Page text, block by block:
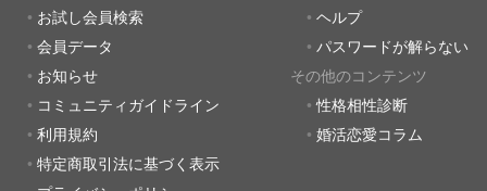
お試し会員検索
会員データ
お知らせ
コミュニティガイドライン
利用規約
特定商取引法に基づく表示
ヘルプ
パスワードが解らない
その他のコンテンツ
性格相性診断
婚活恋愛コラム